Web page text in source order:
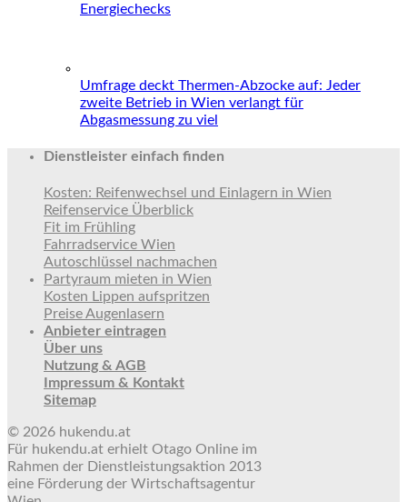
Energiechecks
Umfrage deckt Thermen-Abzocke auf: Jeder
zweite Betrieb in Wien verlangt für
Abgasmessung zu viel
Dienstleister einfach finden
Kosten: Reifenwechsel und Einlagern in Wien
Reifenservice Überblick
Fit im Frühling
Fahrradservice Wien
Autoschlüssel nachmachen
Partyraum mieten in Wien
Kosten Lippen aufspritzen
Preise Augenlasern
Anbieter eintragen
Über uns
Nutzung & AGB
Impressum & Kontakt
Sitemap
© 2026 hukendu.at
Für hukendu.at erhielt Otago Online im
Rahmen der Dienstleistungsaktion 2013
eine Förderung der Wirtschaftsagentur